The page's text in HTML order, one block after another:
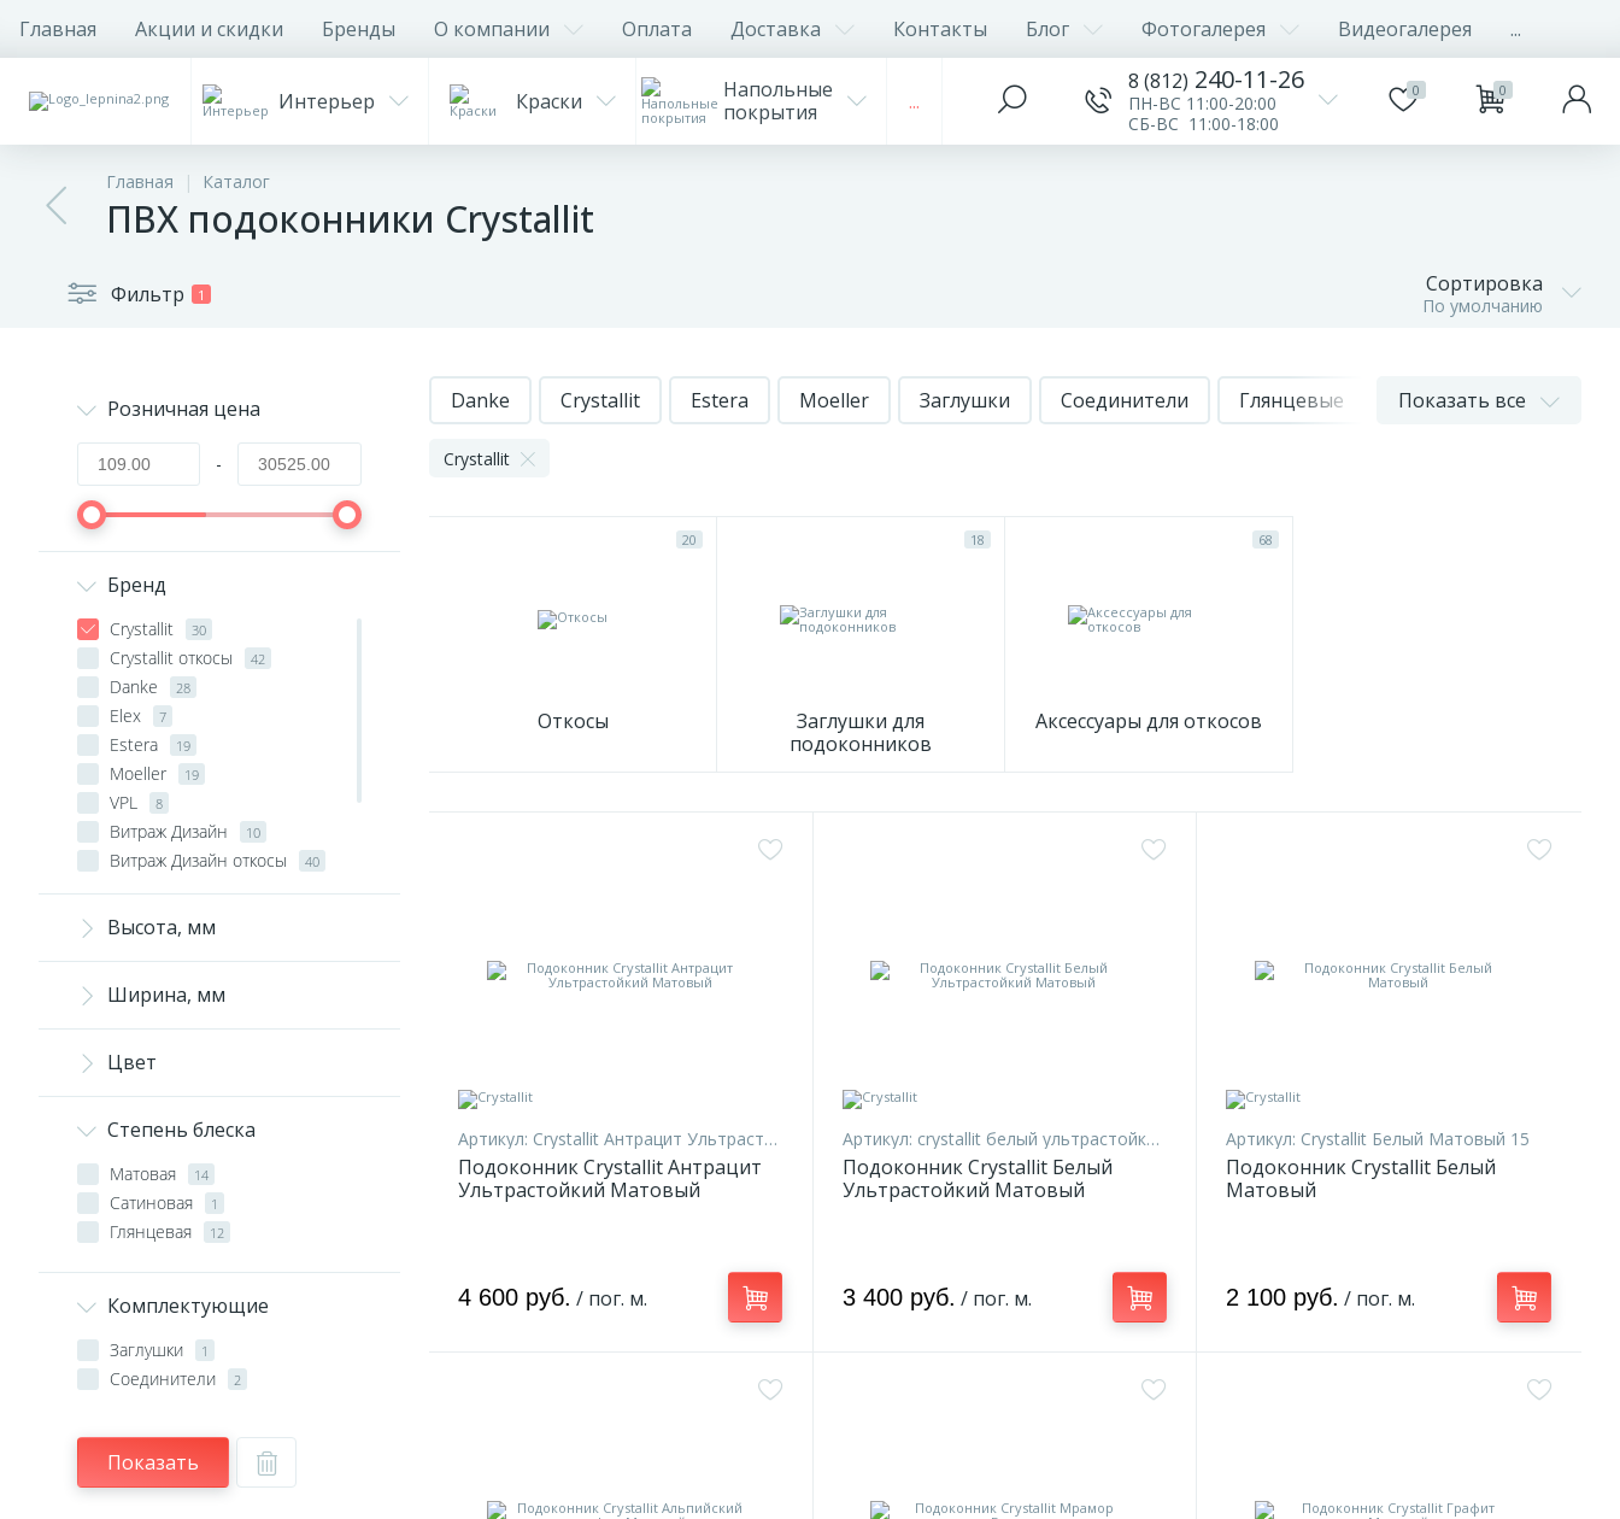
Главная Акции и скидки Бренды О компании Оплата Доставка Контакты Блог Фотогалерея Видеогалерея ...
Интерьер Краски
Напольные
покрытия
...
8 (812) 240-11-26
ПН-ВС 11:00-20:00
СБ-ВС 11:00-18:00
0 0
Главная Каталог
ПВХ подоконники Crystallit
Фильтр 1 Сортировка
По умолчанию
Розничная цена
-
Бренд
Crystallit 30
Crystallit откосы 42
Danke 28
Elex 7
Estera 19
Moeller 19
VPL 8
Витраж Дизайн 10
Витраж Дизайн откосы 40
Витраж Плюс 5
Искусственный камень
Высота, мм
Ширина, мм
Цвет
Степень блеска
Матовая 14
Сатиновая 1
Глянцевая 12
Комплектующие
Заглушки 1
Соединители 2
Показать
Danke Crystallit Estera Moeller Заглушки Соединители Глянцевые Матовые
Показать все
Crystallit
20
Откосы
18
Заглушки для
подоконников
68
Аксессуары для откосов
Артикул: Crystallit Антрацит Ультрастойкий 10
Подоконник Crystallit Антрацит
Ультрастойкий Матовый
4 600 руб. / пог. м.
Артикул: crystallit белый ультрастойкий 10
Подоконник Crystallit Белый
Ультрастойкий Матовый
3 400 руб. / пог. м.
Артикул: Crystallit Белый Матовый 15
Подоконник Crystallit Белый
Матовый
2 100 руб. / пог. м.